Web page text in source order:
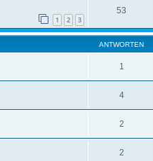
1 2 3
53
ANTWORTEN
1
4
2
2